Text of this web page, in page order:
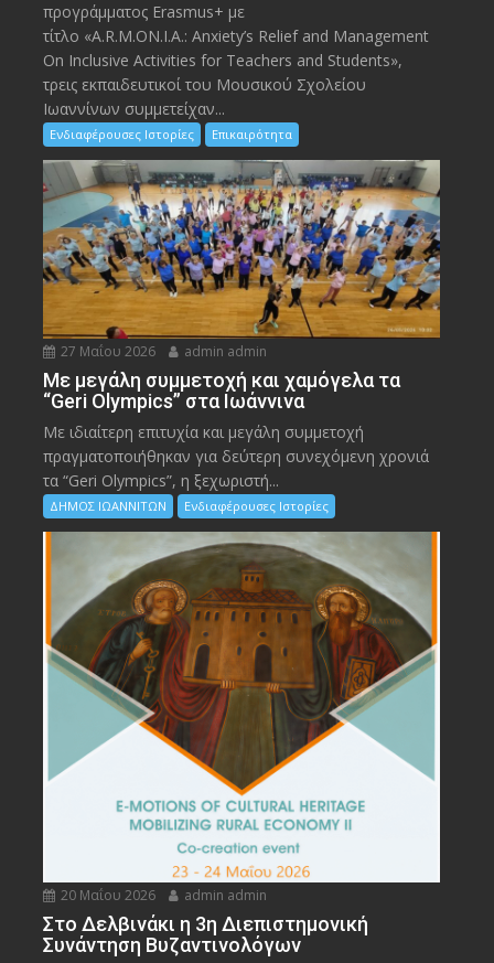
προγράμματος Erasmus+ με
τίτλο «A.R.M.ON.I.A.: Anxiety’s Relief and Management
On Inclusive Activities for Teachers and Students»,
τρεις εκπαιδευτικοί του Μουσικού Σχολείου
Ιωαννίνων συμμετείχαν...
Ενδιαφέρουσες Ιστορίες Επικαιρότητα
27 Μαΐου 2026 admin admin
Με μεγάλη συμμετοχή και χαμόγελα τα
“Geri Olympics” στα Ιωάννινα
Με ιδιαίτερη επιτυχία και μεγάλη συμμετοχή
πραγματοποιήθηκαν για δεύτερη συνεχόμενη χρονιά
τα “Geri Olympics”, η ξεχωριστή...
ΔΗΜΟΣ ΙΩΑΝΝΙΤΩΝ Ενδιαφέρουσες Ιστορίες
20 Μαΐου 2026 admin admin
Στο Δελβινάκι η 3η Διεπιστημονική
Συνάντηση Βυζαντινολόγων